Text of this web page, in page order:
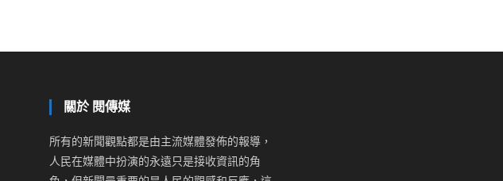
關於 閱傳媒
所有的新聞觀點都是由主流媒體發佈的報導，
人民在媒體中扮演的永遠只是接收資訊的角